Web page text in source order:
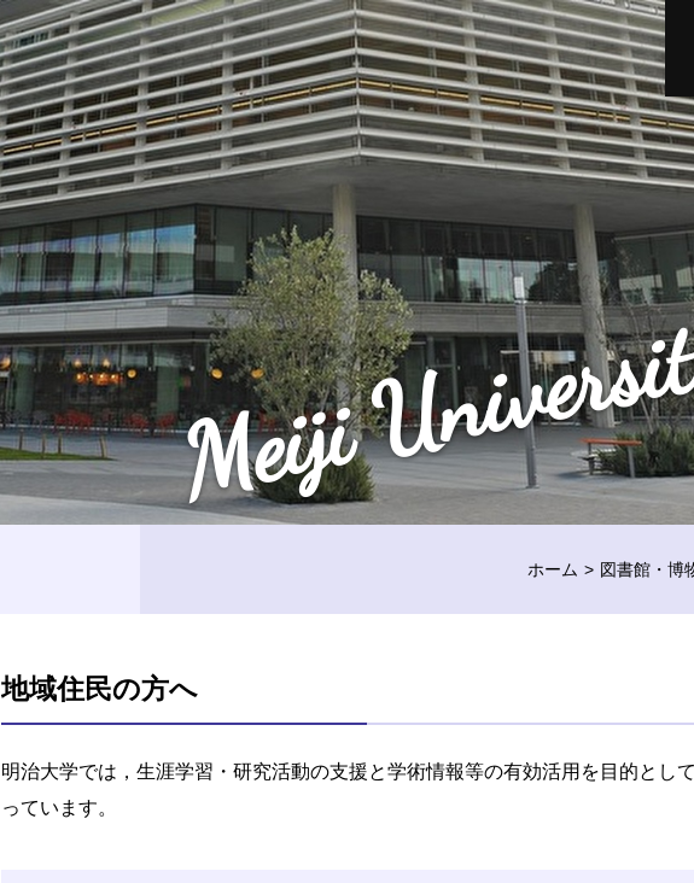
Meiji
ホーム 図書館・博
地域住民の方へ
明治大学では，生涯学習・研究活動の支援と学術情報等の有効活用を目的とし
っています。